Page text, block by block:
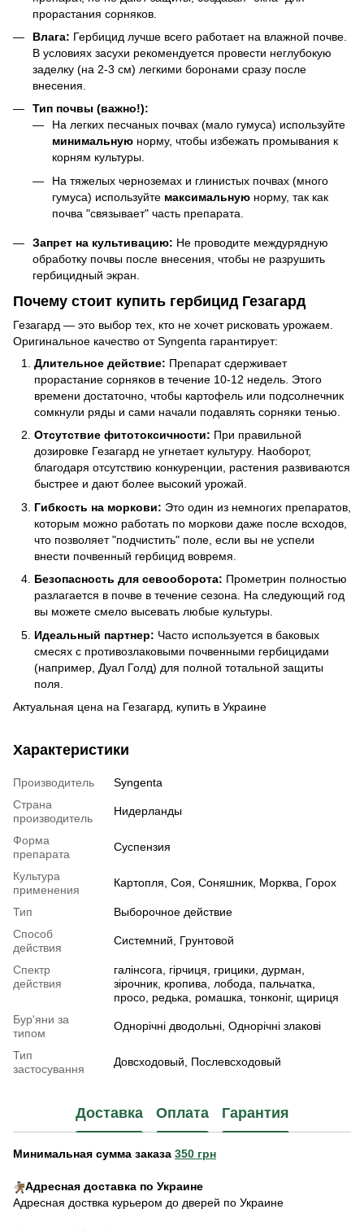
прорастания сорняков.
Влага: Гербицид лучше всего работает на влажной почве.
В условиях засухи рекомендуется провести неглубокую
заделку (на 2-3 см) легкими боронами сразу после
внесения.
Тип почвы (важно!):
На легких песчаных почвах (мало гумуса) используйте
минимальную норму, чтобы избежать промывания к
корням культуры.
На тяжелых черноземах и глинистых почвах (много
гумуса) используйте максимальную норму, так как
почва "связывает" часть препарата.
Запрет на культивацию: Не проводите междурядную
обработку почвы после внесения, чтобы не разрушить
гербицидный экран.
Почему стоит купить гербицид Гезагард
Гезагард — это выбор тех, кто не хочет рисковать урожаем.
Оригинальное качество от Syngenta гарантирует:
Длительное действие: Препарат сдерживает
прорастание сорняков в течение 10-12 недель. Этого
времени достаточно, чтобы картофель или подсолнечник
сомкнули ряды и сами начали подавлять сорняки тенью.
Отсутствие фитотоксичности: При правильной
дозировке Гезагард не угнетает культуру. Наоборот,
благодаря отсутствию конкуренции, растения развиваются
быстрее и дают более высокий урожай.
Гибкость на моркови: Это один из немногих препаратов,
которым можно работать по моркови даже после всходов,
что позволяет "подчистить" поле, если вы не успели
внести почвенный гербицид вовремя.
Безопасность для севооборота: Прометрин полностью
разлагается в почве в течение сезона. На следующий год
вы можете смело высевать любые культуры.
Идеальный партнер: Часто используется в баковых
смесях с противозлаковыми почвенными гербицидами
(например, Дуал Голд) для полной тотальной защиты
поля.
Актуальная цена на Гезагард, купить в Украине
Характеристики
Производитель
Syngenta
Страна
производитель
Нидерланды
Форма
препарата
Суспензия
Культура
применения
Картопля, Соя, Соняшник, Морква, Горох
Тип
Выборочное действие
Способ
действия
Системний, Грунтовой
Спектр
действия
галінсога, гірчиця, грицики, дурман,
зірочник, кропива, лобода, пальчатка,
просо, редька, ромашка, тонконіг, щириця
Бур'яни за
типом
Однорічні дводольні, Однорічні злакові
Тип
застосування
Довсходовый, Послевсходовый
Доставка Оплата Гарантия
Минимальная сумма заказа 350 грн
Адресная доставка по Украине
Адресная доствка курьером до дверей по Украине